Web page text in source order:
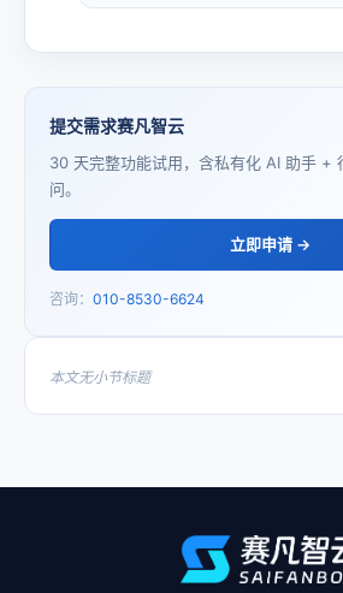
提交需求赛凡智云
30 天完整功能试用，含私有化 AI 助手 +
问。
立即申请 →
咨询： 010-8530-6624
本文无小节标题